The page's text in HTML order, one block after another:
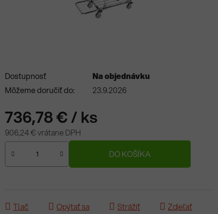
Dostupnosť
Na objednávku
Môžeme doručiť do:
23.9.2026
736,78 €/ ks
906,24 € vrátane DPH
DO KOŠÍKA
Tlač Opýtať sa Strážiť Zdieľať